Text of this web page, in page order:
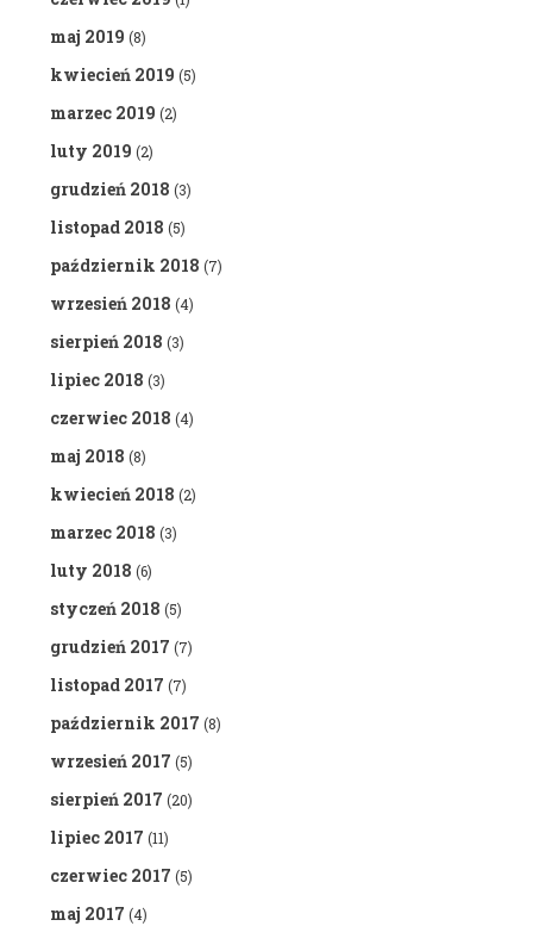
maj 2019 (8)
kwiecień 2019 (5)
marzec 2019 (2)
luty 2019 (2)
grudzień 2018 (3)
listopad 2018 (5)
październik 2018 (7)
wrzesień 2018 (4)
sierpień 2018 (3)
lipiec 2018 (3)
czerwiec 2018 (4)
maj 2018 (8)
kwiecień 2018 (2)
marzec 2018 (3)
luty 2018 (6)
styczeń 2018 (5)
grudzień 2017 (7)
listopad 2017 (7)
październik 2017 (8)
wrzesień 2017 (5)
sierpień 2017 (20)
lipiec 2017 (11)
czerwiec 2017 (5)
maj 2017 (4)